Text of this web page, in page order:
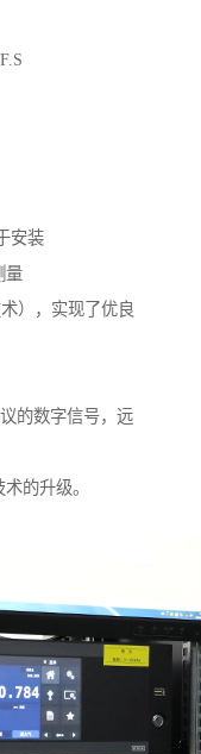
安装
量
），实现了优良
的数字信号，远
的升级。